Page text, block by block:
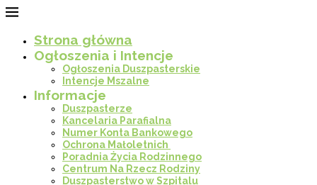
Strona główna
Ogłoszenia i Intencje
Ogłoszenia Duszpasterskie
Intencje Mszalne
Informacje
Duszpasterze
Kancelaria Parafialna
Numer Konta Bankowego
Ochrona Małoletnich
Poradnia Życia Rodzinnego
Centrum Na Rzecz Rodziny
Duszpasterstwo w Szpitalu